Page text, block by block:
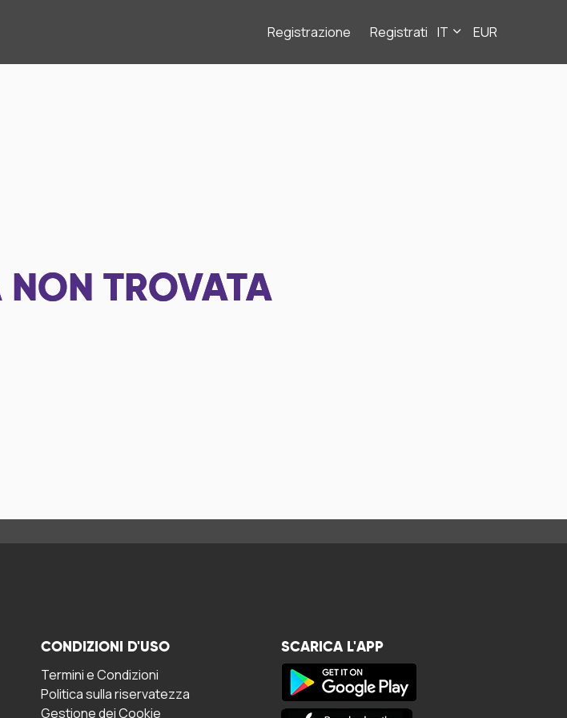
Registrazione Registrati IT EUR
NON TROVATA
CONDIZIONI D'USO
Termini e Condizioni
Politica sulla riservatezza
Gestione dei Cookie
SCARICA L'APP